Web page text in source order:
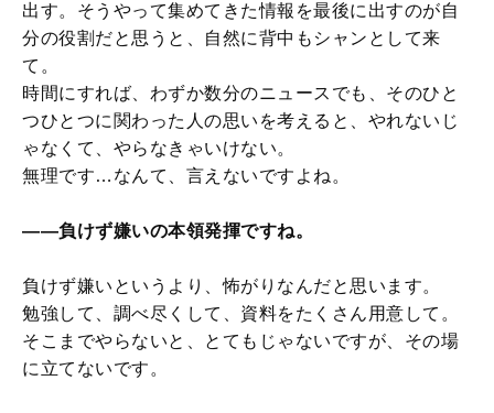
出す。そうやって集めてきた情報を最後に出すのが自
分の役割だと思うと、自然に背中もシャンとして来
て。
時間にすれば、わずか数分のニュースでも、そのひと
つひとつに関わった人の思いを考えると、やれないじ
ゃなくて、やらなきゃいけない。
無理です…なんて、言えないですよね。
――負けず嫌いの本領発揮ですね。
負けず嫌いというより、怖がりなんだと思います。
勉強して、調べ尽くして、資料をたくさん用意して。
そこまでやらないと、とてもじゃないですが、その場
に立てないです。